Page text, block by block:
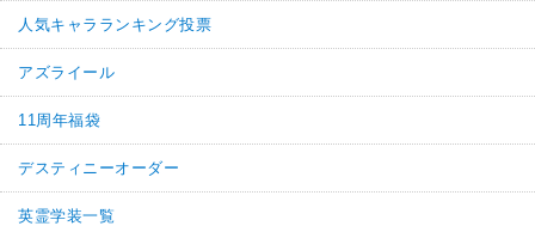
人気キャラランキング投票
アズライール
11周年福袋
デスティニーオーダー
英霊学装一覧